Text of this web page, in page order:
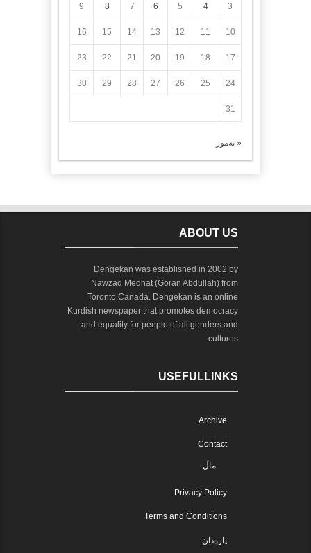
3
4
5
6
7
8
9
10
11
12
13
14
15
16
17
18
19
20
21
22
23
24
25
26
27
28
29
30
31
« تەموز
ABOUT US
Dengekan was established in 2002 by
Nawzad Medhat (Goran Abdullah) from
Toronto Canada. Dengekan is an online
Kurdish newspaper that promotes democracy
and equality for people of all genders and
cultures.
USEFULLINKS
Archive
Contact
ماڵ
Privacy Policy
Terms and Conditions
پارەدان